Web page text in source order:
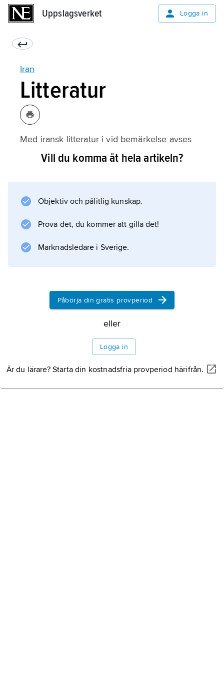
Uppslagsverket Logga in
Iran
Litteratur
Med iransk litteratur i vid bemärkelse avses
texter på de olika iranska språken under deras
persiska). Här behandlas denna persiska
litteratur och dess historiska bakgrund i
litteratur. Den
Information om artikeln
Vill du komma åt hela artikeln?
Objektiv och pålitlig kunskap.
Prova det, du kommer att gilla det!
Marknadsledare i Sverige.
Påbörja din gratis provperiod
eller
Logga in
Är du lärare? Starta din kostnadsfria provperiod härifrån.